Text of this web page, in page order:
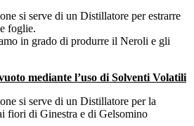
si serve di un Distillatore per estrarre
foglie.
in grado di produrre il Neroli e gli
mediante l’uso di Solventi Volatili
si serve di un Distillatore per la
fiori di Ginestra e di Gelsomino